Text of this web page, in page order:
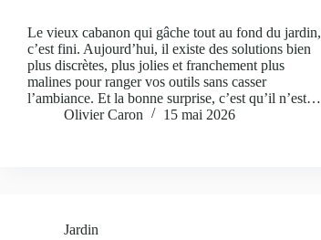
Le vieux cabanon qui gâche tout au fond du jardin,
c’est fini. Aujourd’hui, il existe des solutions bien
plus discrètes, plus jolies et franchement plus
malines pour ranger vos outils sans casser
l’ambiance. Et la bonne surprise, c’est qu’il n’est…
Olivier Caron
15 mai 2026
Jardin